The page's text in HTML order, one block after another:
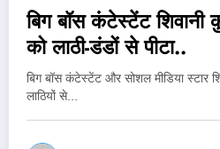
बिग बॉस कंटेस्टेंट शिवानी
को लाठी-डंडों से पीटा..
बिग बॉस कंटेस्टेंट और सोशल मीडिया स्टार
लाठियों से…